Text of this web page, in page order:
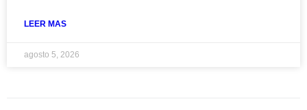
LEER MAS
agosto 5, 2026